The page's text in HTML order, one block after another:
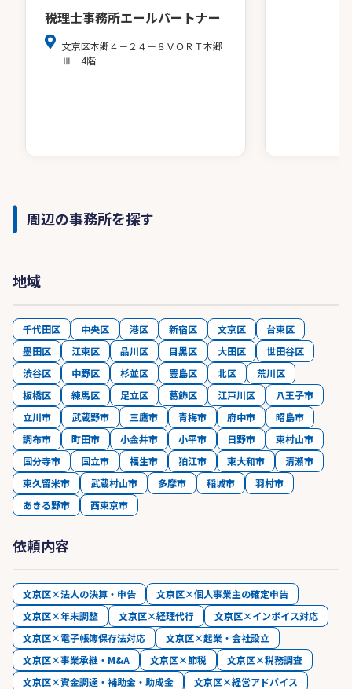
税理士事務所エールパートナー
文京区本郷４－２４－８ＶＯＲＴ本郷
Ⅲ 4階
周辺の事務所を探す
地域
千代田区 中央区 港区 新宿区 文京区
台東区
墨田区
江東区 品川区 目黒区 大田区
世田谷区
渋谷区
中野区 杉並区 豊島区 北区
荒川区
板橋区
練馬区 足立区 葛飾区 江戸川区
八王子市
立川市
武蔵野市 三鷹市 青梅市 府中市
昭島市
調布市
町田市 小金井市 小平市 日野市
東村山市
国分寺市
国立市 福生市 狛江市 東大和市
清瀬市
東久留米市
武蔵村山市 多摩市 稲城市
羽村市
あきる野市
西東京市
依頼内容
文京区×法人の決算・申告
文京区×個人事業主の確定申告
文京区×年末調整
文京区×経理代行
文京区×インボイス対応
文京区×電子帳簿保存法対応
文京区×起業・会社設立
文京区×事業承継・M&A
文京区×節税
文京区×税務調査
文京区×資金調達・補助金・助成金
文京区×経営アドバイス